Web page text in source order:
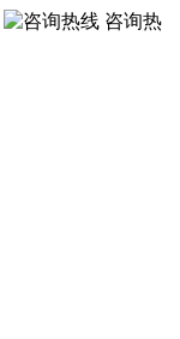
咨询热